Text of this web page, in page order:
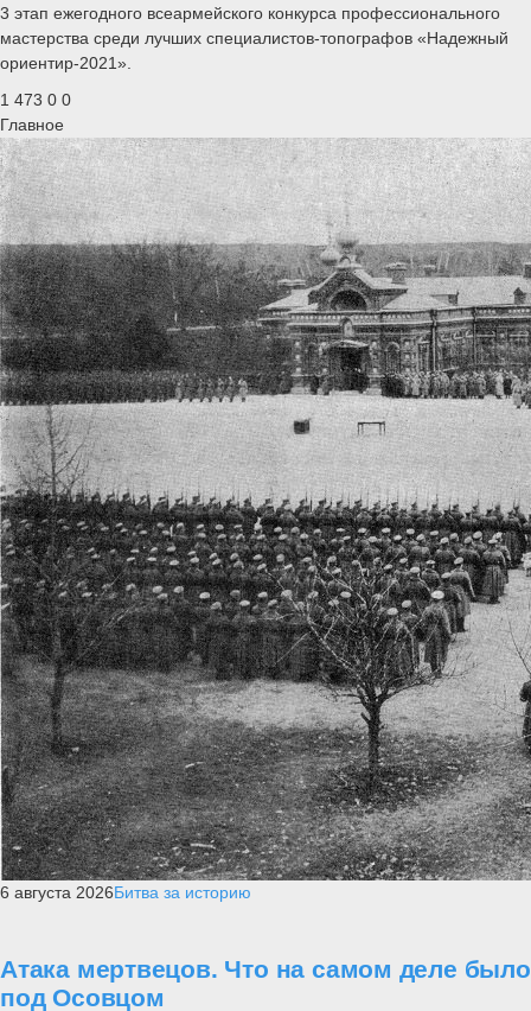
3 этап ежегодного всеармейского конкурса профессионального
мастерства среди лучших специалистов-топографов «Надежный
ориентир-2021».
1 473 0 0
Главное
6 августа 2026Битва за историю
Атака мертвецов. Что на самом деле было
под Осовцом